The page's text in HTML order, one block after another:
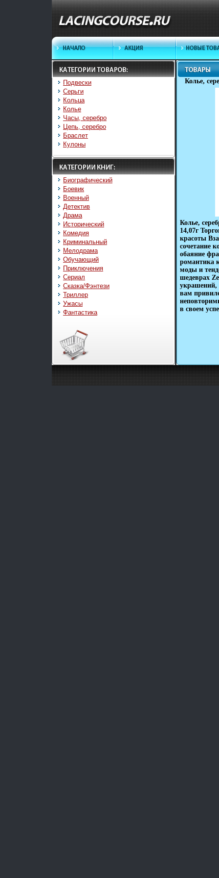
Подвески
Серьги
Кольца
Колье
Часы, серебро
Цепь, серебро
Браслет
Кулоны
Биографический
Боевик
Военный
Детектив
Драма
Исторический
Комедия
Криминальный
Мелодрама
Обучающий
Приключения
Сериал
Сказка/Фэнтези
Триллер
Ужасы
Фантастика
Колье,
Колье,
14,07г
красоты
сочетание
обаяние
романтика
моды и
шедеврах
украшений,
вам
в своем